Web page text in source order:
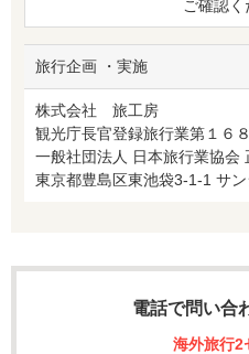
ご確認く
旅行企画 ・実施
株式会社 旅工房
観光庁長官登録旅行業第１６
一般社団法人 日本旅行業協会
東京都豊島区東池袋3-1-1 サ
電話で問い合
海外旅行2